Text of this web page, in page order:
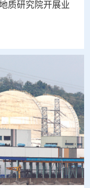
质研究院开展业